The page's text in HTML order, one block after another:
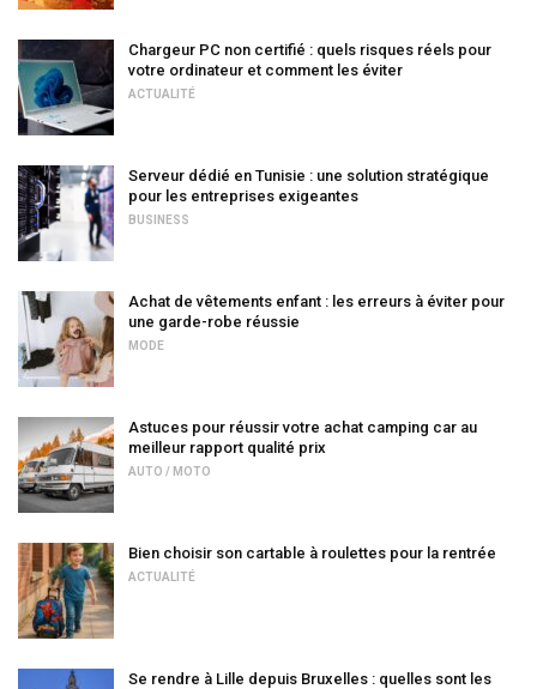
Chargeur PC non certifié : quels risques réels pour
votre ordinateur et comment les éviter
ACTUALITÉ
Serveur dédié en Tunisie : une solution stratégique
pour les entreprises exigeantes
BUSINESS
Achat de vêtements enfant : les erreurs à éviter pour
une garde-robe réussie
MODE
Astuces pour réussir votre achat camping car au
meilleur rapport qualité prix
AUTO / MOTO
Bien choisir son cartable à roulettes pour la rentrée
ACTUALITÉ
Se rendre à Lille depuis Bruxelles : quelles sont les